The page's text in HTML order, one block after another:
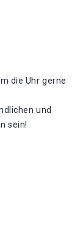
die Uhr gerne
und
sein!